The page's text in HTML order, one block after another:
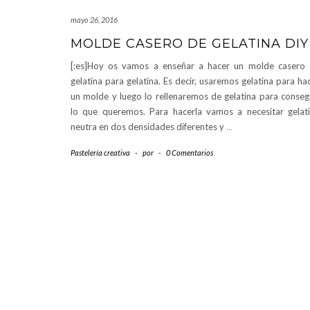
mayo 26, 2016
MOLDE CASERO DE GELATINA DIY
[:es]Hoy os vamos a enseñar a hacer un molde casero
gelatina para gelatina. Es decir, usaremos gelatina para
un molde y luego lo rellenaremos de gelatina para
lo que queremos. Para hacerla vamos a necesitar
neutra en dos densidades diferentes y…
Pastelería creativa - por - 0 Comentarios